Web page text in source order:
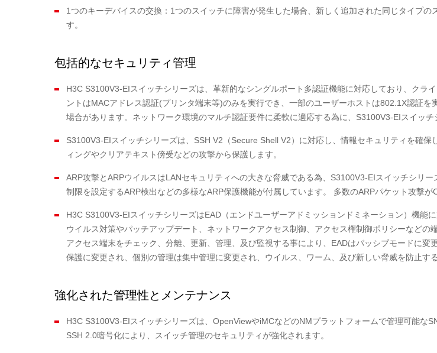
1つのキーデバイスの交換：1つのスイッチに障害が発生した場合、新しく追加された同じタイプ
す。
包括的なセキュリティ管理
H3C S3100V3-EIスイッチシリーズは、革新的なシングルポート多認証機能に対応しており、クラ
ントはMACアドレス認証(プリンタ端末等)のみを実行でき、一部のユーザーホストは802.1X認証
場合があります。ネットワーク環境のマルチ認証要件に柔軟に適応する為に、S3100V3-EIスイッ
S3100V3-EIスイッチシリーズは、SSH V2（Secure Shell V2）に対応し、情報セキュリティを確
ィングやクリアテキスト傍受などの攻撃から保護します。
ARP攻撃とARPウイルスはLANセキュリティへの大きな脅威である為、S3100V3-EIスイッチシリ
制限を設定するARP検出などの多様なARP保護機能が付属しています。 多数のARPパケット攻撃が
H3C S3100V3-EIスイッチシリーズはEAD（エンドユーザーアドミッションドミネーション）機能
ウイルス対策やパッチアップデート、ネットワークアクセス制御、アクセス権制御ポリシーなど
アクセス端末をチェック、分離、更新、管理、及び監視する事により、EADはパッシブモードに
保護に変更され、個別の管理は集中管理に変更され、ウイルス、ワーム、及び新しい脅威を防止す
強化された管理性とメンテナンス
H3C S3100V3-EIスイッチシリーズは、OpenViewやiMCなどのNMプラットフォームで管理可能な
SSH 2.0暗号化により、スイッチ管理のセキュリティが強化されます。